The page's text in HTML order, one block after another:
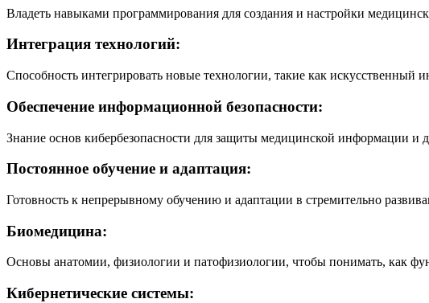
Владеть навыками программирования для создания и настройки
Интеграция технологий:
Способность интегрировать новые технологии, такие как искусственный
Обеспечение информационной безопасности:
Знание основ кибербезопасности для защиты медицинской информации и
Постоянное обучение и адаптация:
Готовность к непрерывному обучению и адаптации в стремительно
Биомедицина:
Основы анатомии, физиологии и патофизиологии, чтобы понимать, как
Кибернетические системы: